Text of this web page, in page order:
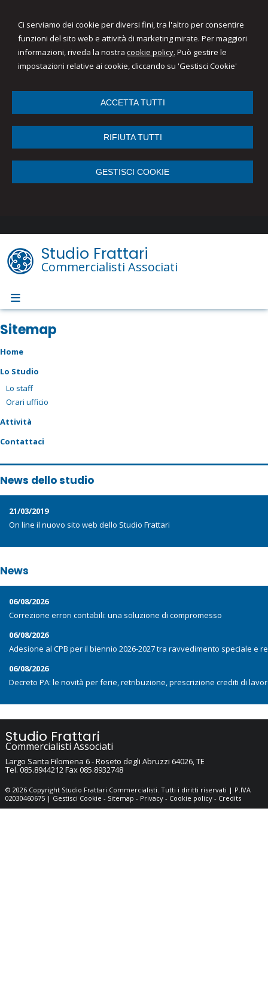
Ci serviamo dei cookie per diversi fini, tra l'altro per consentire
funzioni del sito web e attività di marketing mirate. Per maggiori
informazioni, riveda la nostra cookie policy. Può gestire le
impostazioni relative ai cookie, cliccando su 'Gestisci Cookie'
ACCETTA TUTTI
RIFIUTA TUTTI
GESTISCI COOKIE
Studio Frattari
Commercialisti Associati
Sitemap
Home
Lo Studio
Lo staff
Orari ufficio
Attività
Contattaci
News dello studio
21/03/2019
On line il nuovo sito web dello Studio Frattari
News
06/08/2026
Correzione errori contabili: una soluzione di compromesso
06/08/2026
Adesione al CPB per il biennio 2026-2027 tra ravvedimento speciale e
06/08/2026
Decreto PA: le novità per ferie, retribuzione, prescrizione crediti di
Studio Frattari
Commercialisti Associati
Largo Santa Filomena 6 -Roseto degli Abruzzi 64026,TE
Tel.085.8944212Fax085.8932748
© 2026 Copyright Studio Frattari Commercialisti. Tutti i diritti riservati | P.IVA
02030460675 | Gestisci Cookie - Sitemap - Privacy- Cookie policy- Credits